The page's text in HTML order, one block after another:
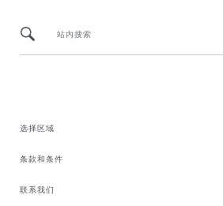
站内搜索
选择区域
条款和条件
联系我们